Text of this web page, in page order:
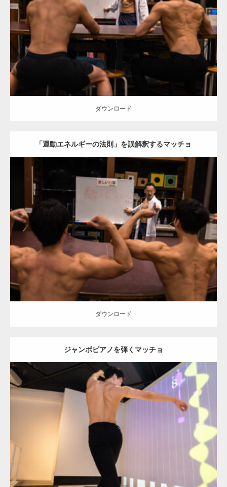
Category: 科学技術館のマッチョ オレンジの人 AKIHITO(細マッチョ)
SOSUKE 外資系筋肉 背中 千代田区（東京）
ダウンロード
ダウンロード
「運動エネルギーの法則」を誤解釈するマッチョ
2025.10.30
Category: 科学技術館のマッチョ オレンジの人 AKIHITO(細マッチョ)
SOSUKE 外資系筋肉 背中 肩 千代田区（東京）
ダウンロード
ダウンロード
ジャンボピアノを弾くマッチョ
Update: 2025.10.30
科学技術館のマッチョ オレンジの人
AKIHITO(細マッチョ)
千代田区（東京）
ダウンロード